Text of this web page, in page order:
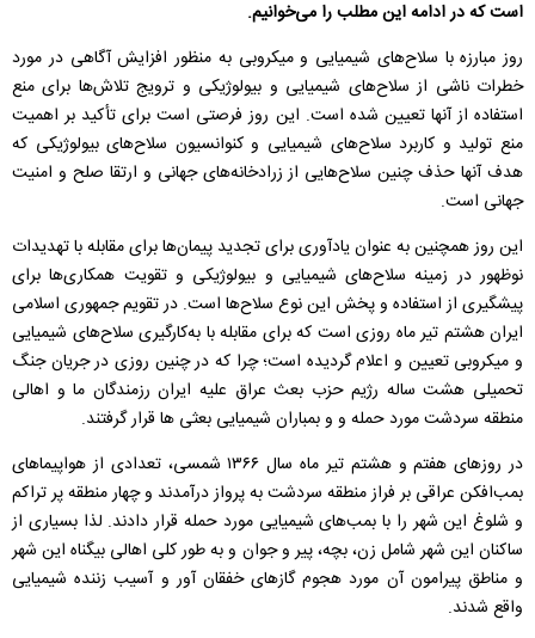
است که در ادامه این مطلب را می‌خوانیم.
روز مبارزه با سلاح‌های شیمیایی و میکروبی به منظور افزایش آگاهی در مورد
خطرات ناشی از سلاح‌های شیمیایی و بیولوژیکی و ترویج تلاش‌ها برای منع
استفاده از آنها تعیین شده است. این روز فرصتی است برای تأکید بر اهمیت
منع تولید و کاربرد سلاح‌های شیمیایی و کنوانسیون سلاح‌های بیولوژیکی که
هدف آنها حذف چنین سلاح‌هایی از زرادخانه‌های جهانی و ارتقا صلح و امنیت
جهانی است.
این روز همچنین به عنوان یادآوری برای تجدید پیمان‌ها برای مقابله با تهدیدات
نوظهور در زمینه سلاح‌های شیمیایی و بیولوژیکی و تقویت همکاری‌ها برای
پیشگیری از استفاده و پخش این نوع سلاح‌ها است. در تقویم جمهوری اسلامی
ایران هشتم تیر ماه روزی است که برای مقابله با به‌کارگیری سلاح‌های شیمیایی
و میکروبی تعیین و اعلام گردیده است؛ چرا که در چنین روزی در جریان جنگ
تحمیلی هشت ساله رژیم حزب بعث عراق علیه ایران رزمندگان ما و اهالی
منطقه سردشت مورد حمله و و بمباران شیمیایی بعثی ها قرار گرفتند.
در روزهای هفتم و هشتم تیر ماه سال ۱۳۶۶ شمسی، تعدادی از هواپیماهای
بمب‌افکن عراقی بر فراز منطقه سردشت به پرواز درآمدند و چهار منطقه پر تراکم
و شلوغ این شهر را با بمب‌های شیمیایی مورد حمله قرار دادند. لذا بسیاری از
ساکنان این شهر شامل زن، بچه، پیر و جوان و به طور کلی اهالی بیگناه این شهر
و مناطق پیرامون آن مورد هجوم گازهای خفقان آور و آسیب زننده شیمیایی
واقع شدند.